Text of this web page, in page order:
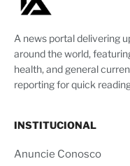
A news portal delivering
around the world,
health, and general
reporting for quick
INSTITUCIONAL
Anuncie Conosco